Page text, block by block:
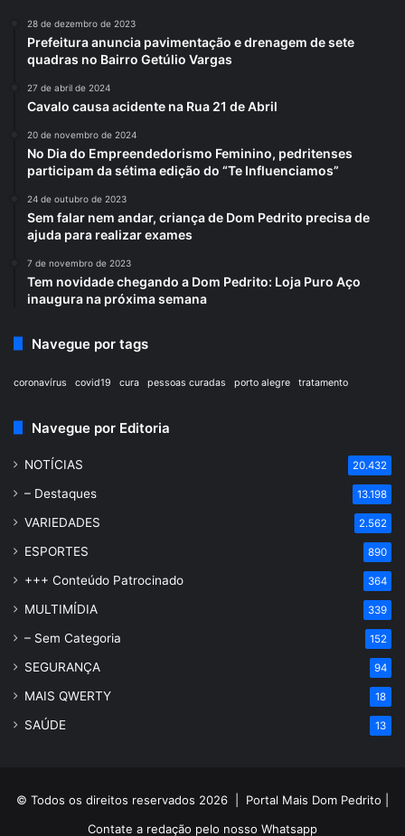
28 de dezembro de 2023
Prefeitura anuncia pavimentação e drenagem de sete
quadras no Bairro Getúlio Vargas
27 de abril de 2024
Cavalo causa acidente na Rua 21 de Abril
20 de novembro de 2024
No Dia do Empreendedorismo Feminino, pedritenses
participam da sétima edição do “Te Influenciamos”
24 de outubro de 2023
Sem falar nem andar, criança de Dom Pedrito precisa de
ajuda para realizar exames
7 de novembro de 2023
Tem novidade chegando a Dom Pedrito: Loja Puro Aço
inaugura na próxima semana
Navegue por tags
coronavírus covid19 cura pessoas curadas porto alegre tratamento
Navegue por Editoria
NOTÍCIAS 20.432
– Destaques 13.198
VARIEDADES 2.562
ESPORTES 890
+++ Conteúdo Patrocinado 364
MULTIMÍDIA 339
– Sem Categoria 152
SEGURANÇA 94
MAIS QWERTY 18
SAÚDE 13
© Todos os direitos reservados 2026 | Portal Mais Dom Pedrito
Contate a redação pelo nosso Whatsapp